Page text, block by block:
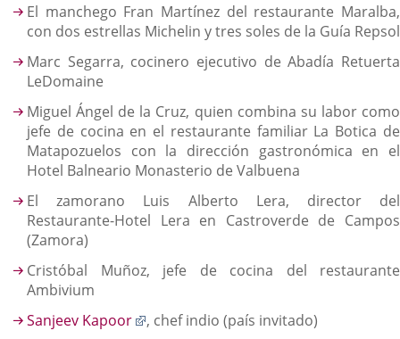
El manchego Fran Martínez del restaurante Maralba,
con dos estrellas Michelin y tres soles de la Guía Repsol
Marc Segarra, cocinero ejecutivo de Abadía Retuerta
LeDomaine
Miguel Ángel de la Cruz, quien combina su labor como
jefe de cocina en el restaurante familiar La Botica de
Matapozuelos con la dirección gastronómica en el
Hotel Balneario Monasterio de Valbuena
El zamorano Luis Alberto Lera, director del
Restaurante-Hotel Lera en Castroverde de Campos
(Zamora)
Cristóbal Muñoz, jefe de cocina del restaurante
Ambivium
Sanjeev Kapoor
Enlace
, chef indio (país invitado)